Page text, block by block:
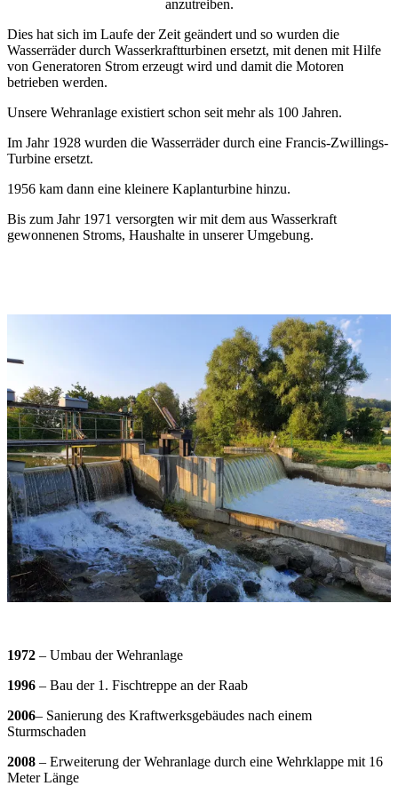
anzutreiben.
Dies hat sich im Laufe der Zeit geändert und so wurden die
Wasserräder durch Wasserkraftturbinen ersetzt, mit denen mit Hilfe
von Generatoren Strom erzeugt wird und damit die Motoren
betrieben werden.
Unsere Wehranlage existiert schon seit mehr als 100 Jahren.
Im Jahr 1928 wurden die Wasserräder durch eine Francis-Zwillings-
Turbine ersetzt.
1956 kam dann eine kleinere Kaplanturbine hinzu.
Bis zum Jahr 1971 versorgten wir mit dem aus Wasserkraft
gewonnenen Stroms, Haushalte in unserer Umgebung.
1972 – Umbau der Wehranlage
1996 – Bau der 1. Fischtreppe an der Raab
2006– Sanierung des Kraftwerksgebäudes nach einem
Sturmschaden
2008 – Erweiterung der Wehranlage durch eine Wehrklappe mit 16
Meter Länge